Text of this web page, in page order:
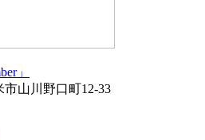
」
山川野口町12-33